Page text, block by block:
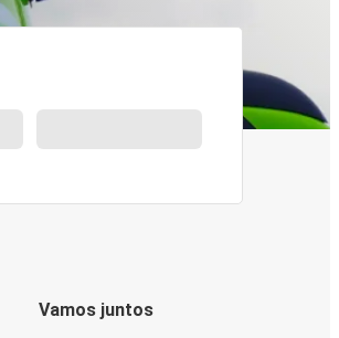
Vamos juntos